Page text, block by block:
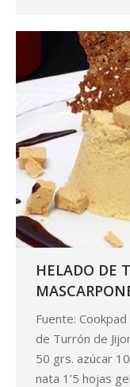
HELADO DE
Fuente:
de Turrón de
50 grs. azúcar
nata 1’5 hojas